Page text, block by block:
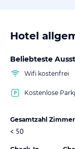
Hotel
Beliebteste
Wifi kostenfrei
Kostenlose
Gesamtzahl Zimmer
< 50